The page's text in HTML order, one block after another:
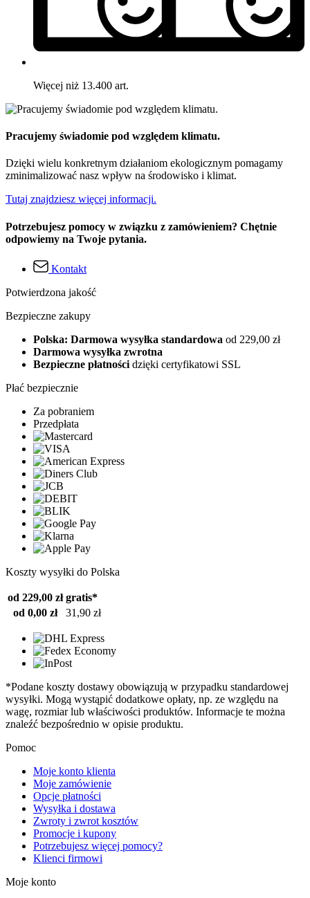
Więcej niż 13.400 art.
Pracujemy świadomie pod względem klimatu.
Dzięki wielu konkretnym działaniom ekologicznym pomagamy
zminimalizować nasz wpływ na środowisko i klimat.
Tutaj znajdziesz więcej informacji.
Potrzebujesz pomocy w związku z zamówieniem? Chętnie
odpowiemy na Twoje pytania.
Kontakt
Potwierdzona jakość
Bezpieczne zakupy
Polska: Darmowa wysyłka standardowa od 229,00 zł
Darmowa wysyłka zwrotna
Bezpieczne płatności dzięki certyfikatowi SSL
Płać bezpiecznie
Za pobraniem
Przedpłata
Koszty wysyłki do Polska
od 229,00 zł gratis*
od 0,00 zł
31,90 zł
*Podane koszty dostawy obowiązują w przypadku standardowej
wysyłki. Mogą wystąpić dodatkowe opłaty, np. ze względu na
wagę, rozmiar lub właściwości produktów. Informacje te można
znaleźć bezpośrednio w opisie produktu.
Pomoc
Moje konto klienta
Moje zamówienie
Opcje płatności
Wysyłka i dostawa
Zwroty i zwrot kosztów
Promocje i kupony
Potrzebujesz więcej pomocy?
Klienci firmowi
Moje konto